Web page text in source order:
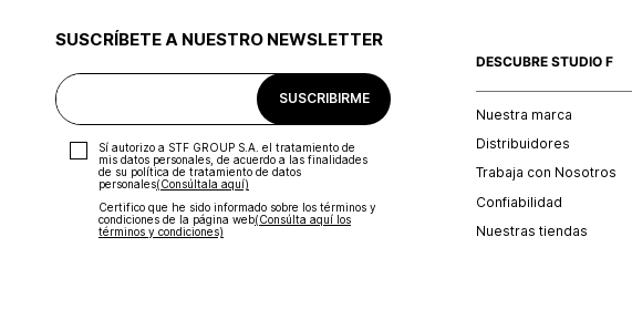
SUSCRÍBETE A NUESTRO NEWSLETTER
SUSCRIBIRME
Sí autorizo a STF GROUP S.A. el tratamiento de
mis datos personales, de acuerdo a las finalidades
de su política de tratamiento de datos
personales‎(Consúltala aquí)
Certifico que he sido informado sobre los términos y
condiciones de la página web‎(Consúlta aquí los
términos y condiciones)
DESCUBRE STUDIO F
Nuestra marca
Distribuidores
Trabaja con Nosotros
Confiabilidad
Nuestras tiendas